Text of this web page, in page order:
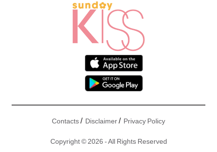
Contacts/ Disclaimer/ Privacy Policy
Copyright © 2026 - All Rights Reserved